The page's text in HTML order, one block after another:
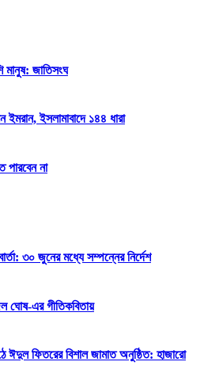
মানুষ: জাতিসংঘ
ইমরান, ইসলামাবাদে ১৪৪ ধারা
পারবেন না
৩০ জুনের মধ্যে সম্পন্নের নির্দেশ
ঘোষ-এর গীতিকবিতায়
ফিতরের বিশাল জামাত অনুষ্ঠিত: হাজারো